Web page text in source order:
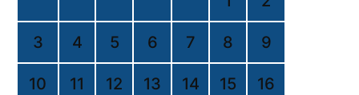
3 4 5 6 7 8 9
10 11 12 13 14 15 16